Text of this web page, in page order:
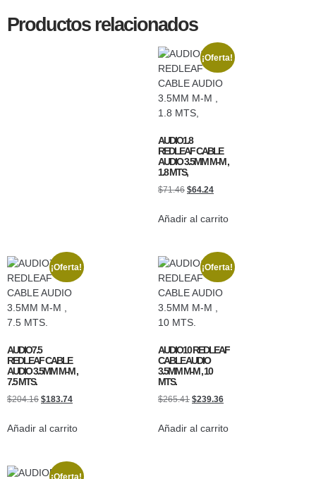
Productos relacionados
¡Oferta!
AUDIO1.8
REDLEAF CABLE
AUDIO 3.5MM M-M ,
1.8 MTS,
$71.46 $64.24
Añadir al carrito
¡Oferta!
AUDIO7.5
REDLEAF CABLE
AUDIO 3.5MM M-M ,
7.5 MTS.
$204.16 $183.74
Añadir al carrito
¡Oferta!
AUDIO10 REDLEAF
CABLE AUDIO
3.5MM M-M , 10
MTS.
$265.41 $239.36
Añadir al carrito
¡Oferta!